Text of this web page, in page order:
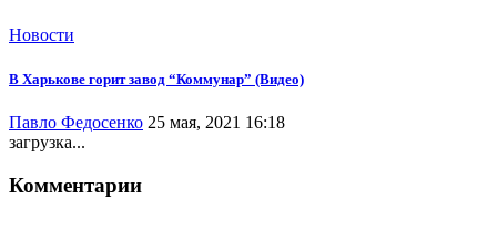
Новости
В Харькове горит завод “Коммунар” (Видео)
Павло Федосенко 25 мая, 2021 16:18
загрузка...
Комментарии